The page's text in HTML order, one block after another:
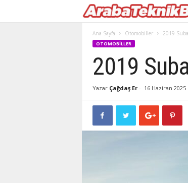
Ana Sayfa Otomobiller 2019
OTOMOBILLER
2019
Yazar Çağdaş Er- 16 Haziran 2025